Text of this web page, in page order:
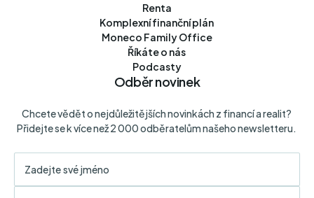
Renta
Komplexní finanční plán
Moneco Family Office
Říkáte o nás
Podcasty
Odběr novinek
Chcete vědět o nejdůležitějších novinkách z financí a realit?
Přidejte se k více než 2 000 odběratelům našeho newsletteru.